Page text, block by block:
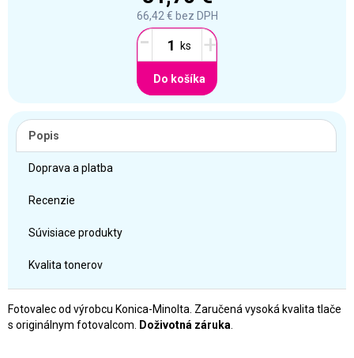
66,42 € bez DPH
- +
Do košíka
Popis
Doprava a platba
Recenzie
Súvisiace produkty
Kvalita tonerov
Fotovalec od výrobcu Konica-Minolta. Zaručená vysoká kvalita tlače
s originálnym fotovalcom.
Doživotná záruka